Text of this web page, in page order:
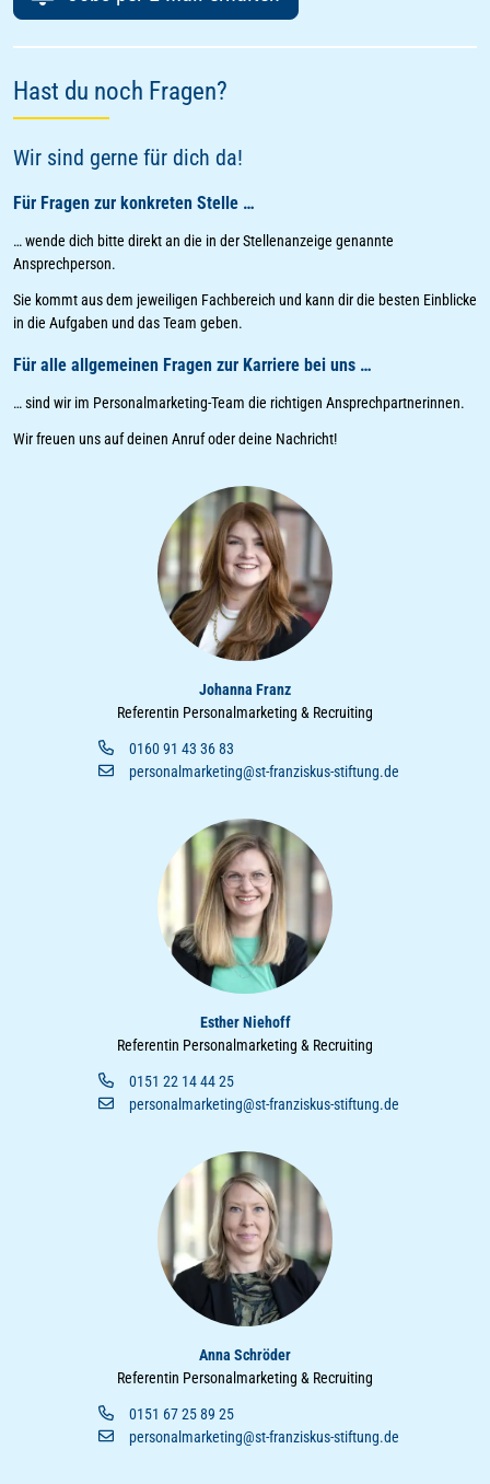
Hast du noch Fragen?
Wir sind gerne für dich da!
Für Fragen zur konkreten Stelle …
… wende dich bitte direkt an die in der Stellenanzeige genannte
Ansprechperson.
Sie kommt aus dem jeweiligen Fachbereich und kann dir die besten Einblicke
in die Aufgaben und das Team geben.
Für alle allgemeinen Fragen zur Karriere bei uns …
… sind wir im Personalmarketing-Team die richtigen Ansprechpartnerinnen.
Wir freuen uns auf deinen Anruf oder deine Nachricht!
Johanna Franz
Referentin Personalmarketing & Recruiting
0160 91 43 36 83
personalmarketing@st-franziskus-stiftung.de
Esther Niehoff
Referentin Personalmarketing & Recruiting
0151 22 14 44 25
personalmarketing@st-franziskus-stiftung.de
Anna Schröder
Referentin Personalmarketing & Recruiting
0151 67 25 89 25
personalmarketing@st-franziskus-stiftung.de